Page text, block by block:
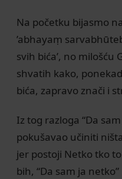
Na početku bijasmo
’abhayaṃ
svih bića’, no milošću
shvatih kako,
bića, zapravo znači i
Iz tog razloga “Da
pokušavao učiniti
jer postoji Netko tko
bih, “Da sam ja